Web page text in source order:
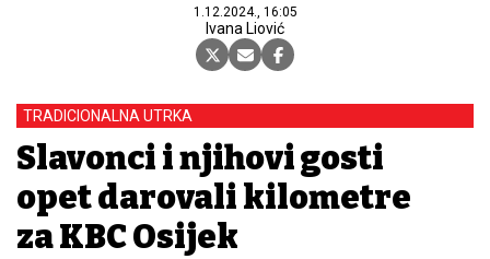
1.12.2024., 16:05
Ivana Liović
TRADICIONALNA UTRKA
Slavonci i njihovi gosti
opet darovali kilometre
za KBC Osijek